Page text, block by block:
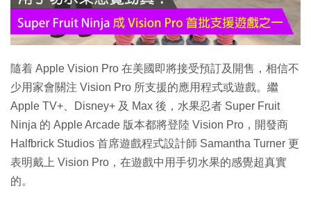
隨着 Apple Vision Pro 在美國即將接受預訂及開售，相信不
少用家會關注 Vision Pro 所支援的應用程式或遊戲。繼
Apple TV+、Disney+ 及 Max 後，水果忍者 Super Fruit
Ninja 的 Apple Arcade 版本都將登陸 Vision Pro，開發商
Halfbrick Studios 首席遊戲程式設計師 Samantha Turner 更
表明戴上 Vision Pro，在遊戲中用手切水果的感覺超真實
的。